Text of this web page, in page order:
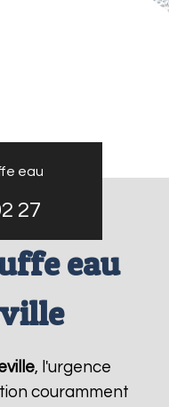
eau
27
eau
, l'urgence
couramment